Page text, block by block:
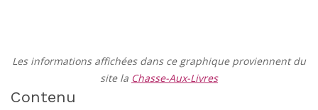
Les informations affichées dans ce graphique proviennent du
site la Chasse-Aux-Livres
Contenu